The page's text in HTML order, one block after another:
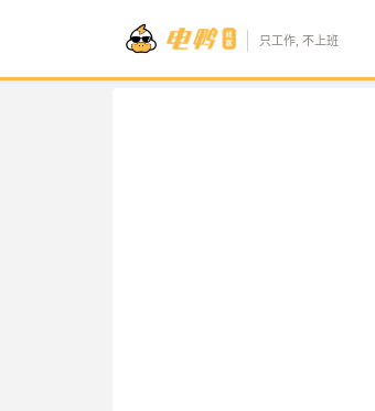
只工作, 不上班